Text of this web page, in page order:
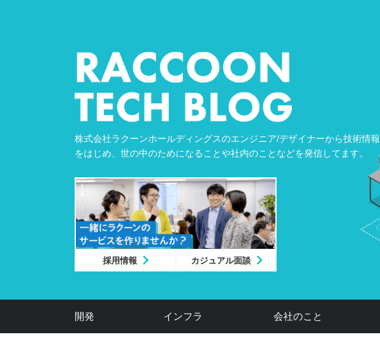
株式会社ラクーンホールディングスのエンジニア/デザイナーから技術情報
をはじめ、世の中のためになることや社内のことなどを発信してます。
採用情報 カジュアル面談
開発 インフラ 会社のこと